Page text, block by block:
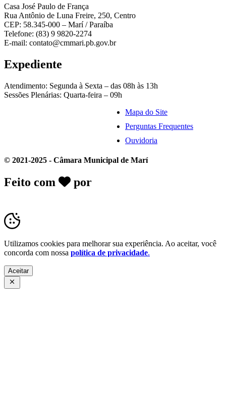
Casa José Paulo de França
Rua Antônio de Luna Freire, 250, Centro
CEP: 58.345-000 – Marí / Paraíba
Telefone: (83) 9 9820-2274
E-mail: contato@cmmari.pb.gov.br
Expediente
Atendimento: Segunda à Sexta – das 08h às 13h
Sessões Plenárias: Quarta-feira – 09h
Mapa do Site
Perguntas Frequentes
Ouvidoria
© 2021-2025 - Câmara Municipal de Marí
Feito com por
Utilizamos cookies para melhorar sua experiência. Ao aceitar, você
concorda com nossa política de privacidade.
Aceitar